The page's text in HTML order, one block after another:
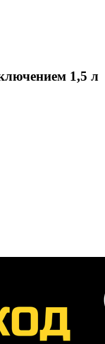
1,5 л